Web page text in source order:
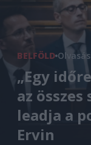
BELFÖLD
„Egy
az
leadja a
Ervin